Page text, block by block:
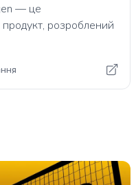
— це
продукт, розроблений